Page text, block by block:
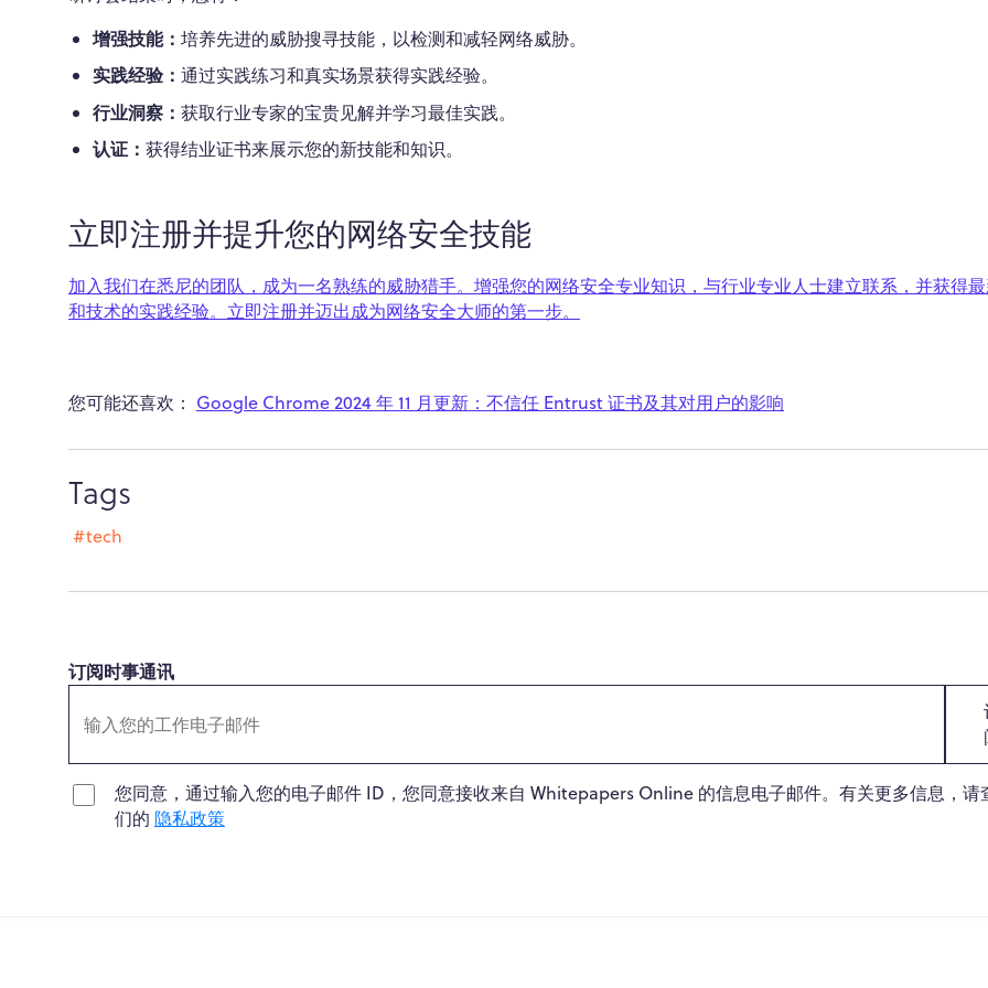
增强技能：培养先进的威胁搜寻技能，以检测和减轻网络威胁。
实践经验：通过实践练习和真实场景获得实践经验。
行业洞察：获取行业专家的宝贵见解并学习最佳实践。
认证：获得结业证书来展示您的新技能和知识。
立即注册并提升您的网络安全技能
加入我们在悉尼的团队，成为一名熟练的威胁猎手。 增强您的网络安全专业知识 ，与行业专业人士建立联系，并获得
和技术的实践经验。立即注册并迈出成为网络安全大师的第一步。
您可能还喜欢： Google Chrome 2024 年 11 月更新：不信任 Entrust 证书及其对用户的影响
Tags
#tech
订阅时事通讯
您同意，通过输入您的电子邮件 ID，您同意接收来自 Whitepapers Online 的信息电子邮件。有关更多信息，请
们的 隐私政策